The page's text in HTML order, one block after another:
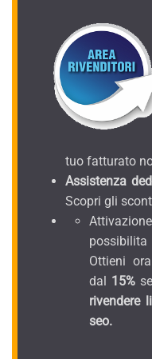
tuo fatturato
Assistenza
Scopri gli
Attivazione
possibilita
Ottieni ora
dal 15%
rivendere
seo.